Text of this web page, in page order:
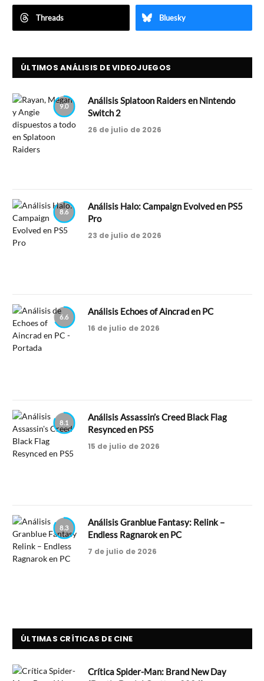
Threads Bluesky
ÚLTIMOS ANÁLISIS DE VIDEOJUEGOS
9.0
Análisis Splatoon Raiders en Nintendo
Switch 2
26 de julio de 2026
8.6
Análisis Halo: Campaign Evolved en PS5
Pro
23 de julio de 2026
6.6
Análisis Echoes of Aincrad en PC
16 de julio de 2026
8.1
Análisis Assassin’s Creed Black Flag
Resynced en PS5
15 de julio de 2026
8.3
Análisis Granblue Fantasy: Relink –
Endless Ragnarok en PC
7 de julio de 2026
ÚLTIMAS CRÍTICAS DE CINE
Crítica Spider-Man: Brand New Day